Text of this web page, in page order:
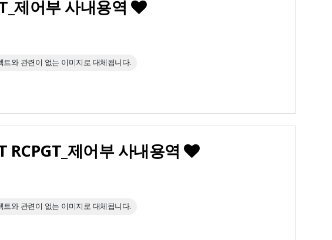
제어부 사내용역
와 관련이 없는 이미지로 대체됩니다.
RCPGT_제어부 사내용역
와 관련이 없는 이미지로 대체됩니다.